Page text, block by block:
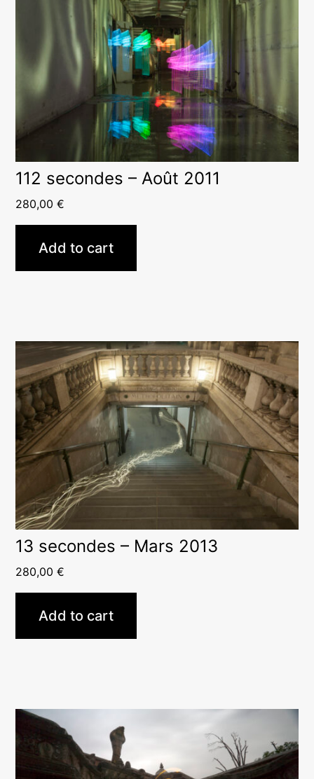
112 secondes – Août 2011
280,00€
Add to cart
13 secondes – Mars 2013
280,00€
Add to cart